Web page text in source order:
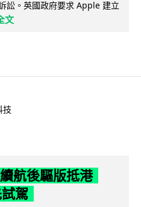
訟。英國政府要求 Apple 建立
文
技
航後驅版抵港
駕